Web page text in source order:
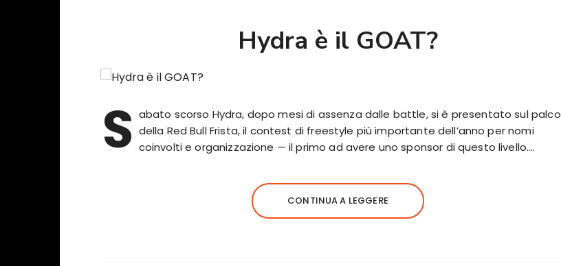
Hydra è il GOAT?
S abato scorso Hydra, dopo mesi di assenza dalle battle, si è presentato sul palco
della Red Bull Frista, il contest di freestyle più importante dell’anno per nomi
coinvolti e organizzazione — il primo ad avere uno sponsor di questo livello….
CONTINUA A LEGGERE